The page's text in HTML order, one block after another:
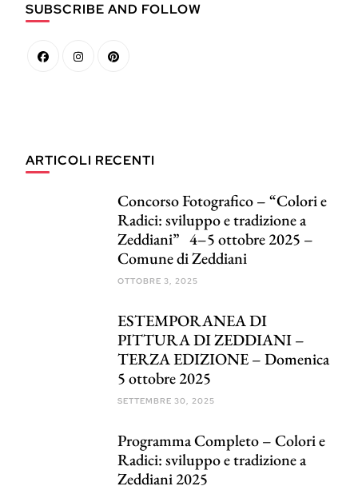
SUBSCRIBE AND FOLLOW
ARTICOLI RECENTI
Concorso Fotografico – “Colori e
Radici: sviluppo e tradizione a
Zeddiani” 4–5 ottobre 2025 –
Comune di Zeddiani
OTTOBRE 3, 2025
ESTEMPORANEA DI
PITTURA DI ZEDDIANI –
TERZA EDIZIONE – Domenica
5 ottobre 2025
SETTEMBRE 30, 2025
Programma Completo – Colori e
Radici: sviluppo e tradizione a
Zeddiani 2025